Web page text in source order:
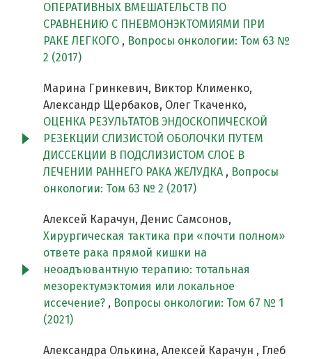
ОПЕРАТИВНЫХ ВМЕШАТЕЛЬСТВ ПО
СРАВНЕНИЮ С ПНЕВМОНЭКТОМИЯМИ ПРИ
РАКЕ ЛЕГКОГО , Вопросы онкологии: Том 63 №
2 (2017)
Марина Гринкевич, Виктор Клименко,
Александр Щербаков, Олег Ткаченко,
ОЦЕНКА РЕЗУЛЬТАТОВ ЭНДОСКОПИЧЕСКОЙ
РЕЗЕКЦИИ СЛИЗИСТОЙ ОБОЛОЧКИ ПУТЕМ
ДИССЕКЦИИ В ПОДСЛИЗИСТОМ СЛОЕ В
ЛЕЧЕНИИ РАННЕГО РАКА ЖЕЛУДКА , Вопросы
онкологии: Том 63 № 2 (2017)
Алексей Карачун, Денис Самсонов,
Хирургическая тактика при «почти полном»
ответе рака прямой кишки на
неоадъювантную терапию: тотальная
мезоректумэктомия или локальное
иссечение? , Вопросы онкологии: Том 67 № 1
(2021)
Александра Олькина, Алексей Карачун , Глеб